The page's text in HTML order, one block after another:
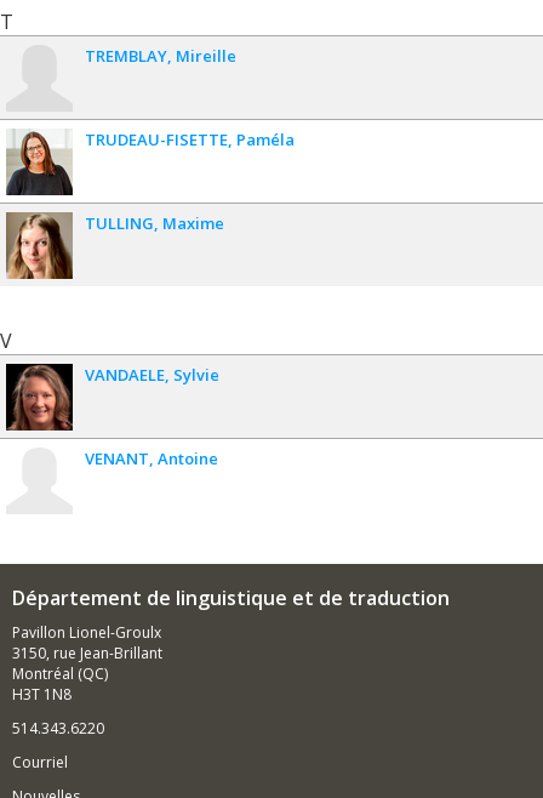
T
TREMBLAY Mireille
TRUDEAU-FISETTE Paméla
TULLING Maxime
V
VANDAELE Sylvie
VENANT Antoine
Département de linguistique et de traduction
Pavillon Lionel-Groulx
3150, rue Jean-Brillant
Montréal (QC)
H3T 1N8
514.343.6220
Courriel